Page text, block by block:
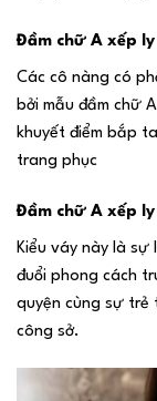
Đầm chữ A xếp
Các cô nàng có
bởi mẫu đầm chữ
khuyết điểm bắp
trang phục
Đầm chữ A xếp ly
Kiểu váy này là
đuổi phong cách
quyện cùng sự trẻ
công sở.